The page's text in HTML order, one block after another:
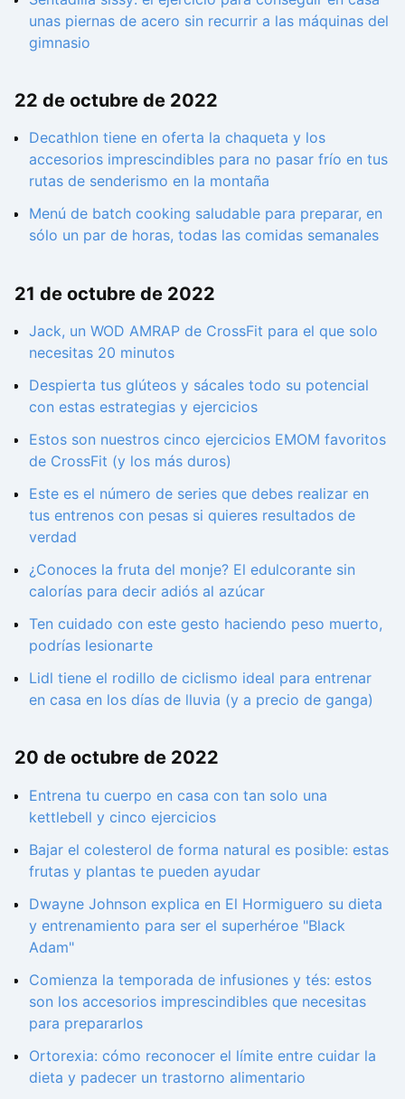
unas piernas de acero sin recurrir a las máquinas del
gimnasio
22 de octubre de 2022
Decathlon tiene en oferta la chaqueta y los
accesorios imprescindibles para no pasar frío en tus
rutas de senderismo en la montaña
Menú de batch cooking saludable para preparar, en
sólo un par de horas, todas las comidas semanales
21 de octubre de 2022
Jack, un WOD AMRAP de CrossFit para el que solo
necesitas 20 minutos
Despierta tus glúteos y sácales todo su potencial
con estas estrategias y ejercicios
Estos son nuestros cinco ejercicios EMOM favoritos
de CrossFit (y los más duros)
Este es el número de series que debes realizar en
tus entrenos con pesas si quieres resultados de
verdad
¿Conoces la fruta del monje? El edulcorante sin
calorías para decir adiós al azúcar
Ten cuidado con este gesto haciendo peso muerto,
podrías lesionarte
Lidl tiene el rodillo de ciclismo ideal para entrenar
en casa en los días de lluvia (y a precio de ganga)
20 de octubre de 2022
Entrena tu cuerpo en casa con tan solo una
kettlebell y cinco ejercicios
Bajar el colesterol de forma natural es posible: estas
frutas y plantas te pueden ayudar
Dwayne Johnson explica en El Hormiguero su dieta
y entrenamiento para ser el superhéroe "Black
Adam"
Comienza la temporada de infusiones y tés: estos
son los accesorios imprescindibles que necesitas
para prepararlos
Ortorexia: cómo reconocer el límite entre cuidar la
dieta y padecer un trastorno alimentario